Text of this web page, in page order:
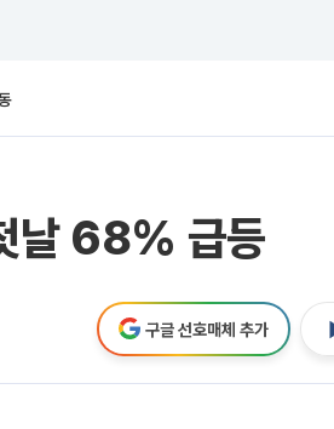
날 68% 급등
구글 선호매체 추가